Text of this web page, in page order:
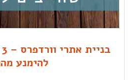
להימנע